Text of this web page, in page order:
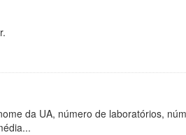
da UA, número de laboratórios,